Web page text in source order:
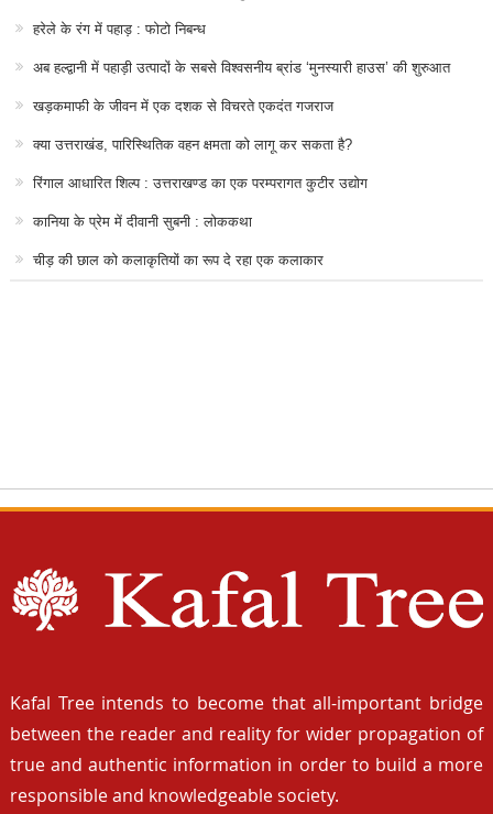
हरेले के रंग में पहाड़ : फोटो निबन्ध
अब हल्द्वानी में पहाड़ी उत्पादों के सबसे विश्वसनीय ब्रांड ‘मुनस्यारी हाउस’ की शुरुआत
खड़कमाफी के जीवन में एक दशक से विचरते एकदंत गजराज
क्या उत्तराखंड, पारिस्थितिक वहन क्षमता को लागू कर सकता है?
रिंगाल आधारित शिल्प : उत्तराखण्ड का एक परम्परागत कुटीर उद्योग
कानिया के प्रेम में दीवानी सुबनी : लोककथा
चीड़ की छाल को कलाकृतियों का रूप दे रहा एक कलाकार
Kafal Tree intends to become that all-important bridge
between the reader and reality for wider propagation of
true and authentic information in order to build a more
responsible and knowledgeable society.